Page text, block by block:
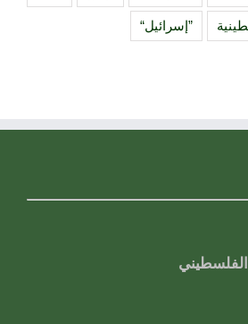
”إسرائيل“
الفلسطيني